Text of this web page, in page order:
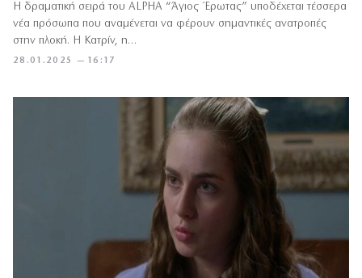
28.01.2025 — 16:17
Η δραματική σειρά του ALPHA “Άγιος Έρωτας” υποδέχεται τέσσερα
νέα πρόσωπα που αναμένεται να φέρουν σημαντικές ανατροπές
στην πλοκή. Η Κατρίν, η…